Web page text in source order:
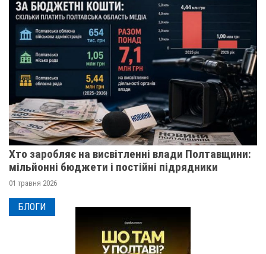
Хто заробляє на висвітленні влади Полтавщини:
мільйонні бюджети і постійні підрядники
01 травня 2026
БЛОГИ